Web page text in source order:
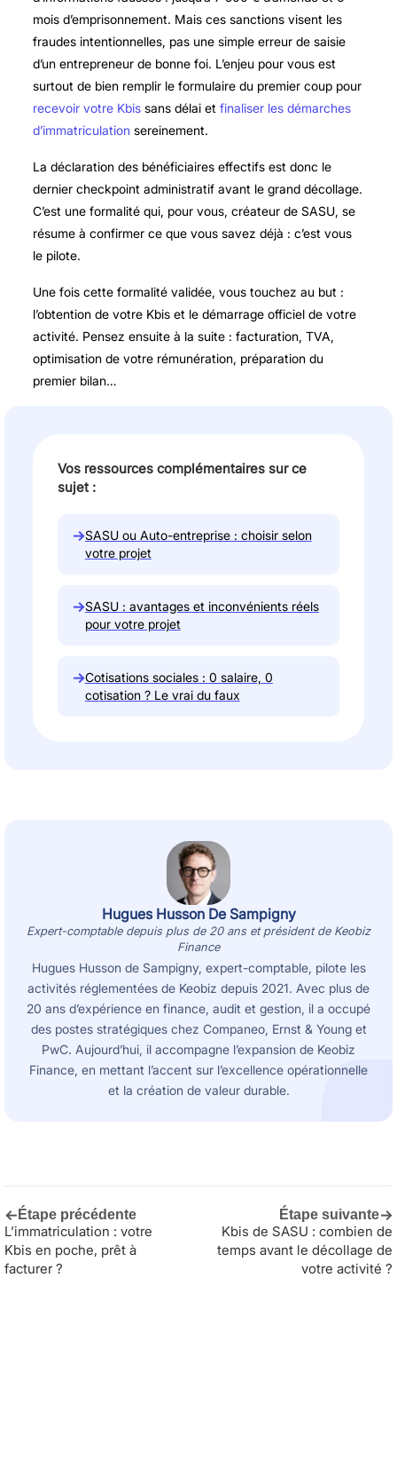
mois d’emprisonnement. Mais ces sanctions visent les
fraudes intentionnelles, pas une simple erreur de saisie
d’un entrepreneur de bonne foi. L’enjeu pour vous est
surtout de bien remplir le formulaire du premier coup pour
recevoir votre Kbissans délai et finaliser les démarches
d’immatriculation sereinement.
La déclaration des bénéficiaires effectifs est donc le
dernier checkpoint administratif avant le grand décollage.
C’est une formalité qui, pour vous, créateur de SASU, se
résume à confirmer ce que vous savez déjà : c’est vous
le pilote.
Une fois cette formalité validée, vous touchez au but :
l’obtention de votre Kbis et le démarrage officiel de votre
activité. Pensez ensuite à la suite : facturation, TVA,
optimisation de votre rémunération, préparation du
premier bilan…
Vos ressources complémentaires sur ce
sujet :
→SASU ou Auto-entreprise : choisir selon
votre projet
→SASU : avantages et inconvénients réels
pour votre projet
→Cotisations sociales : 0 salaire, 0
cotisation ? Le vrai du faux
Hugues Husson De Sampigny
Expert-comptable depuis plus de 20 ans et président de Keobiz
Finance
Hugues Husson de Sampigny, expert-comptable, pilote les
activités réglementées de Keobiz depuis 2021. Avec plus de
20 ans d’expérience en finance, audit et gestion, il a occupé
des postes stratégiques chez Companeo, Ernst & Young et
PwC. Aujourd’hui, il accompagne l’expansion de Keobiz
Finance, en mettant l’accent sur l’excellence opérationnelle
et la création de valeur durable.
← Étape précédente
L’immatriculation : votre
Kbis en poche, prêt à
facturer ?
Étape suivante→
Kbis de SASU : combien de
temps avant le décollage de
votre activité ?